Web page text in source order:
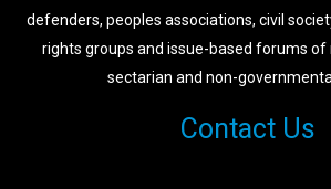
defenders, peoples associations, civil
rights groups and issue-based forums of
sectarian and non-
Contact Us